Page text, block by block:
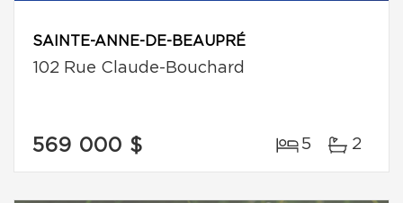
SAINTE-ANNE-DE-BEAUPRÉ
102 Rue Claude-Bouchard
569 000 $ 5 2